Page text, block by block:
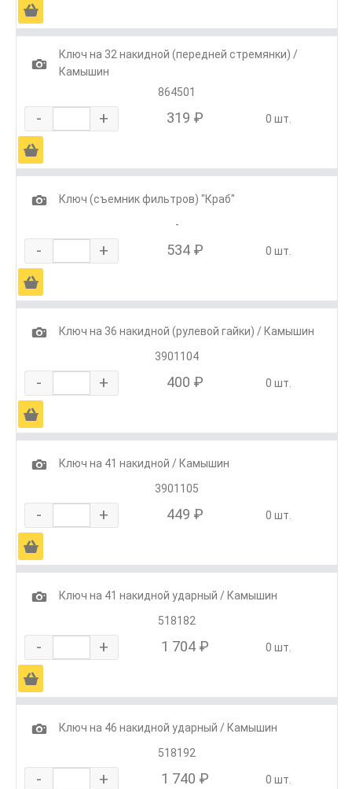
Ä
1
Ключ на 32 накидной (передней стремянки) /
Камышин
864501
- + 319 ₽ 0 шт.
Ä
1
Ключ (съемник фильтров) "Краб"
-
- + 534 ₽ 0 шт.
Ä
1
Ключ на 36 накидной (рулевой гайки) / Камышин
3901104
- + 400 ₽ 0 шт.
Ä
1
Ключ на 41 накидной / Камышин
3901105
- + 449 ₽ 0 шт.
Ä
1
Ключ на 41 накидной ударный / Камышин
518182
- + 1 704 ₽ 0 шт.
Ä
1
Ключ на 46 накидной ударный / Камышин
518192
- + 1 740 ₽ 0 шт.